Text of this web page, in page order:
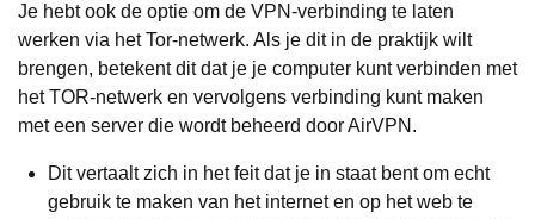
Je hebt ook de optie om de VPN-verbinding te laten
werken via het Tor-netwerk. Als je dit in de praktijk wilt
brengen, betekent dit dat je je computer kunt verbinden met
het TOR-netwerk en vervolgens verbinding kunt maken
met een server die wordt beheerd door AirVPN.
Dit vertaalt zich in het feit dat je in staat bent om echt
gebruik te maken van het internet en op het web te